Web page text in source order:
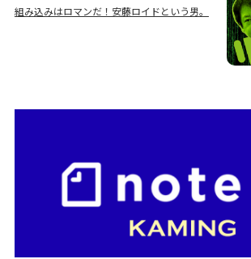
組み込みはロマンだ！安藤ロイドという男。